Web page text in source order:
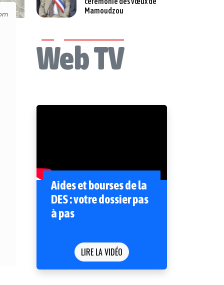
Mamoudzou
Web TV
Aides et bourses de la
DES : votre dossier pas
à pas
LIRE LA VIDÉO